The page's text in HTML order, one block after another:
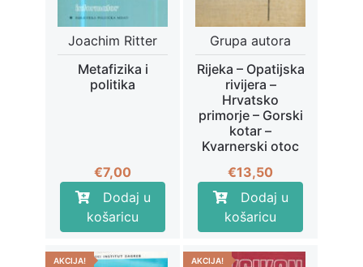
Joachim Ritter
Metafizika i
politika
€7,00
Dodaj u
košaricu
Grupa autora
Rijeka – Opatijska
rivijera –
Hrvatsko
primorje – Gorski
kotar –
Kvarnerski otoc
€13,50
Dodaj u
košaricu
AKCIJA! AKCIJA!